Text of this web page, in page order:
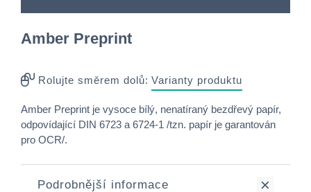
Amber Preprint
Rolujte směrem dolů: Varianty produktu
Amber Preprint je vysoce bílý, nenatíraný bezdřevý papír,
odpovídající DIN 6723 a 6724-1 /tzn. papír je garantován
pro OCR/.
Podrobnější informace